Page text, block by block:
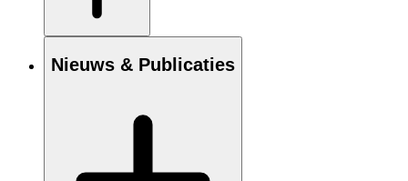
Nieuws & Publicaties